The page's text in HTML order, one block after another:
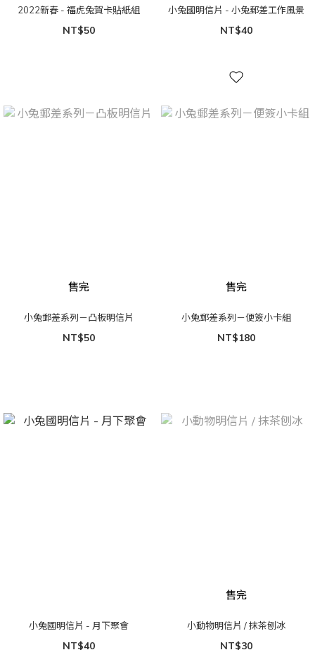
2022新春 - 福虎兔賀卡貼紙組
NT$50
小兔國明信片 - 小兔郵差工作風景
NT$40
售完
小兔郵差系列－凸板明信片
NT$50
售完
小兔郵差系列－便簽小卡組
NT$180
小兔國明信片 - 月下聚會
NT$40
售完
小動物明信片 / 抹茶刨冰
NT$30